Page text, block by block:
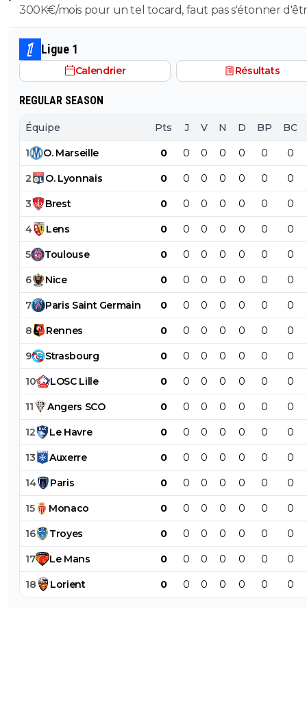
300K€/mois pour un tel tocard, faut pas s'étonner
dans la merde.
Ligue 1
Calendrier Résultats
REGULAR SEASON
Équipe Pts J V N D BP BC
1 O. Marseille 0 0 0 0 0 0 0
2 O. Lyonnais 0 0 0 0 0 0 0
3 Brest 0 0 0 0 0 0 0
4 Lens 0 0 0 0 0 0 0
5 Toulouse 0 0 0 0 0 0 0
6 Nice 0 0 0 0 0 0 0
7 Paris Saint Germain 0 0 0 0 0 0 0
8 Rennes 0 0 0 0 0 0 0
9 Strasbourg 0 0 0 0 0 0 0
10 LOSC Lille 0 0 0 0 0 0 0
11 Angers SCO 0 0 0 0 0 0 0
12 Le Havre 0 0 0 0 0 0 0
13 Auxerre 0 0 0 0 0 0 0
14 Paris 0 0 0 0 0 0 0
15 Monaco 0 0 0 0 0 0 0
16 Troyes 0 0 0 0 0 0 0
17 Le Mans 0 0 0 0 0 0 0
18 Lorient 0 0 0 0 0 0 0